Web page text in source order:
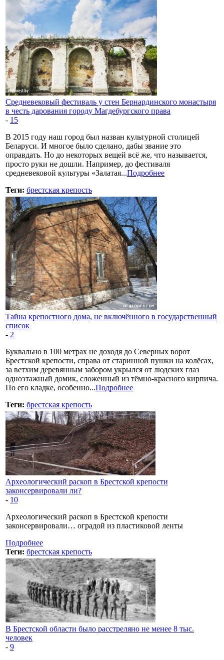
Средневековый фестиваль у стен Бернардинского монастыря
в честь дарования городу Магдебургского права
- 15
В 2015 году наш город был назван культурной столицей
Беларуси. И многое было сделано, дабы звание это
оправдать. Но до некоторых вещей всё же, что называется,
просто руки не дошли. Например, до фестиваля
средневековой культуры «Залатая...Подробнее
Теги: брестская крепость
Тайна крепостного дома, не включённого в государственный
список
- 2
Буквально в 100 метрах не доходя до Северных ворот
Брестской крепости, справа от старинной пушки на колёсах,
за ветхим деревянным забором укрылся от людских глаз
одноэтажный домик, сложенный из тёмно-красного кирпича.
По его кладке, особенно...Подробнее
Теги: брестская крепость
Археологический раскоп в Брестской крепости
законсервировали ли?
- 10
Археологический раскоп в Брестской крепости
законсервировали… оградой из пластиковой ленты
Подробнее
Теги: брестская крепость
В Брестской области было расстреляно не менее 8 тыс.
человек
- 9